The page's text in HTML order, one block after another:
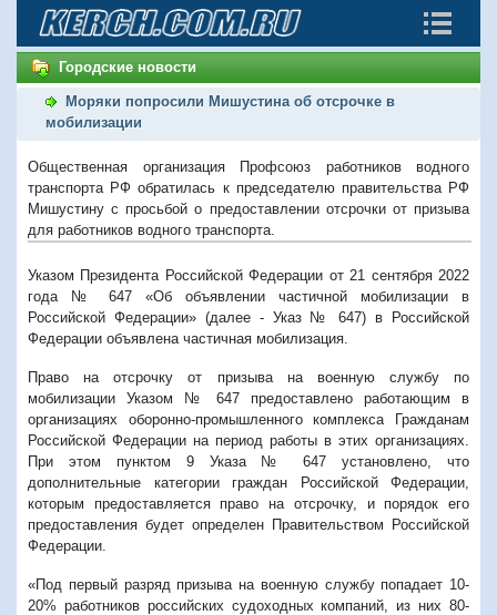
Городские новости
Моряки попросили Мишустина об отсрочке в
мобилизации
Общественная организация Профсоюз работников водного
транспорта РФ обратилась к председателю правительства РФ
Мишустину с просьбой о предоставлении отсрочки от призыва
для работников водного транспорта.
Указом Президента Российской Федерации от 21 сентября 2022
года № 647 «Об объявлении частичной мобилизации в
Российской Федерации» (далее - Указ № 647) в Российской
Федерации объявлена частичная мобилизация.
Право на отсрочку от призыва на военную службу по
мобилизации Указом № 647 предоставлено работающим в
организациях оборонно-промышленного комплекса Гражданам
Российской Федерации на период работы в этих организациях.
При этом пунктом 9 Указа № 647 установлено, что
дополнительные категории граждан Российской Федерации,
которым предоставляется право на отсрочку, и порядок его
предоставления будет определен Правительством Российской
Федерации.
«Под первый разряд призыва на военную службу попадает 10-
20% работников российских судоходных компаний, из них 80-